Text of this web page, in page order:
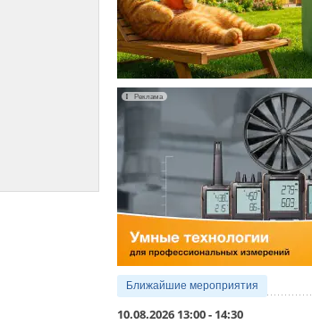
Реклама
Ближайшие мероприятия
10.08.2026 13:00 - 14:30